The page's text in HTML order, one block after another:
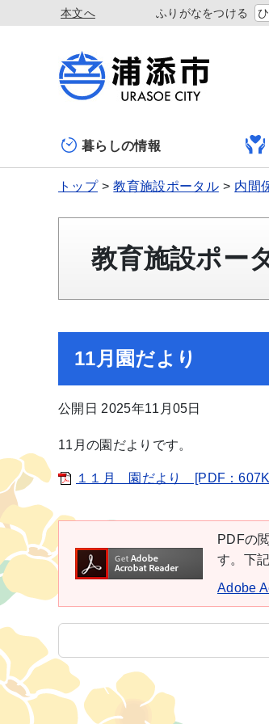
本文へ ふりがなをつける
暮らしの情報
トップ 教育施設ポータル 内間
教育施設ポー
11月園だより
公開日 2025年11月05日
11月の園だよりです。
１１月 園だより [PDF：
PDFの
す。下
Adobe